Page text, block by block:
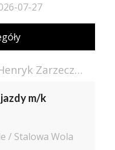
07-27
OSK VIP Stalowa Wola Henryk Zarzeczny
m/k
/ Stalowa Wola